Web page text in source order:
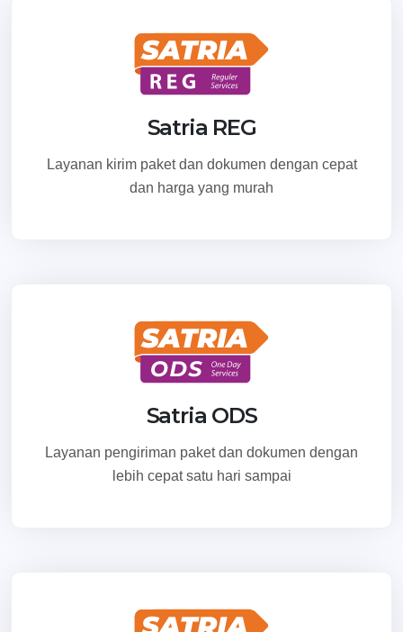
Satria REG
Layanan kirim paket dan dokumen dengan cepat
dan harga yang murah
Satria ODS
Layanan pengiriman paket dan dokumen dengan
lebih cepat satu hari sampai